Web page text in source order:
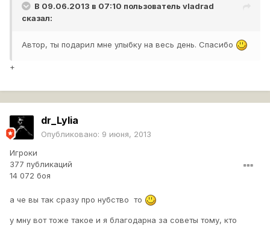
В 09.06.2013 в 07:10 пользователь vladrad
сказал:
Автор, ты подарил мне улыбку на весь день. Спасибо
+
dr_Lylia
Опубликовано: 9 июня, 2013
Игроки
377 публикаций
14 072 боя
а че вы так сразу про нубство то
у мну вот тоже такое и я благодарна за советы тому, кто